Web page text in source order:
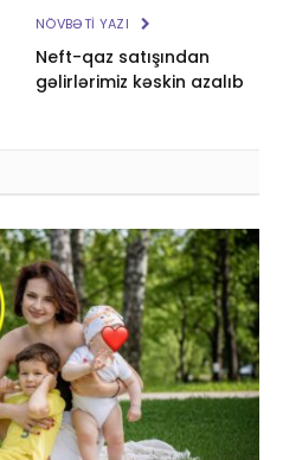
NÖVBƏTI YAZI
Neft-qaz satışından
gəlirlərimiz kəskin azalıb